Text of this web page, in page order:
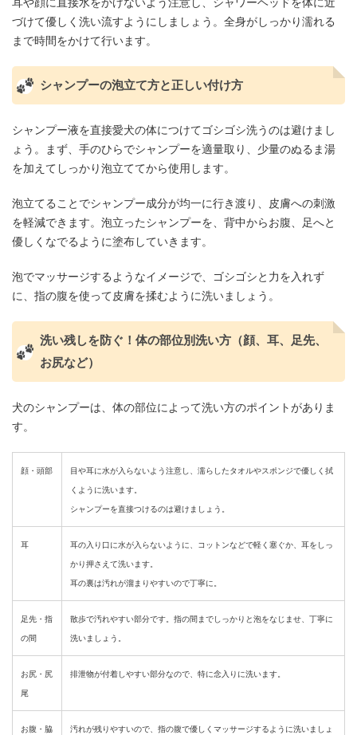
づけて優しく洗い流すようにしましょう。全身がしっかり濡れる
まで時間をかけて行います。
シャンプーの泡立て方と正しい付け方
シャンプー液を直接愛犬の体につけてゴシゴシ洗うのは避けまし
ょう。まず、手のひらでシャンプーを適量取り、少量のぬるま湯
を加えてしっかり泡立ててから使用します。
泡立てることでシャンプー成分が均一に行き渡り、皮膚への刺激
を軽減できます。泡立ったシャンプーを、背中からお腹、足へと
優しくなでるように塗布していきます。
泡でマッサージするようなイメージで、ゴシゴシと力を入れず
に、指の腹を使って皮膚を揉むように洗いましょう。
洗い残しを防ぐ！体の部位別洗い方（顔、耳、足先、
お尻など）
犬のシャンプーは、体の部位によって洗い方のポイントがありま
す。
顔・頭部
目や耳に水が入らないよう注意し、濡らしたタオルやスポンジで優しく拭
くように洗います。
シャンプーを直接つけるのは避けましょう。
耳
耳の入り口に水が入らないように、コットンなどで軽く塞ぐか、耳をしっ
かり押さえて洗います。
耳の裏は汚れが溜まりやすいので丁寧に。
足先・指
の間
散歩で汚れやすい部分です。指の間までしっかりと泡をなじませ、丁寧に
洗いましょう。
お尻・尻
尾
排泄物が付着しやすい部分なので、特に念入りに洗います。
お腹・脇
汚れが残りやすいので、指の腹で優しくマッサージするように洗いましょ